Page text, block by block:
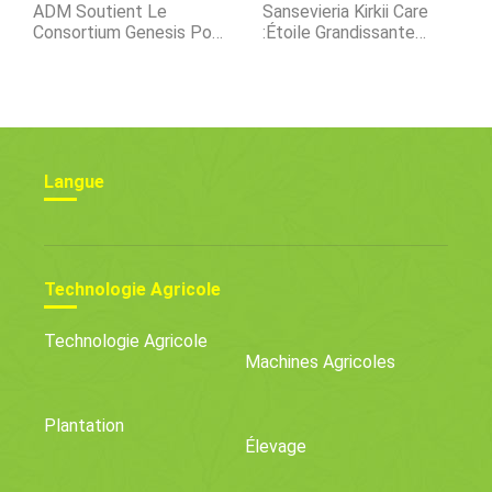
ADM Soutient Le
Consortium Genesis Pour
Sansevieria Kirkii Care
:Étoile Grandissante
Langue
Technologie Agricole
Technologie Agricole
Machines Agricoles
Plantation
Élevage